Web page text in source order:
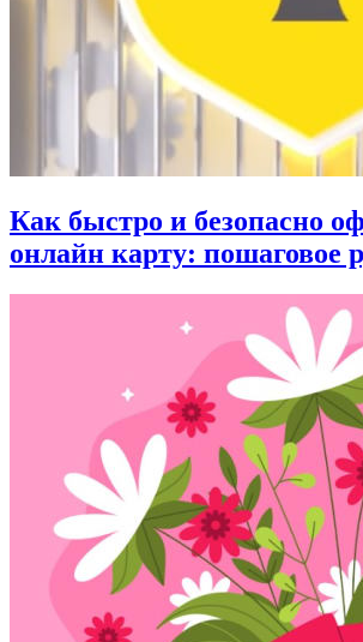
Как быстро и безопасно
онлайн карту: пошаговое